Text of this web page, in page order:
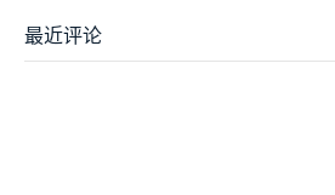
最近评论